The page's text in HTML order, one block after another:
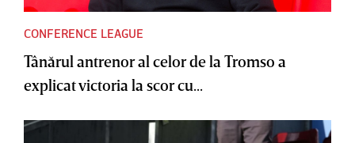
CONFERENCE LEAGUE
Tânărul antrenor al celor de la Tromso a
explicat victoria la scor cu...